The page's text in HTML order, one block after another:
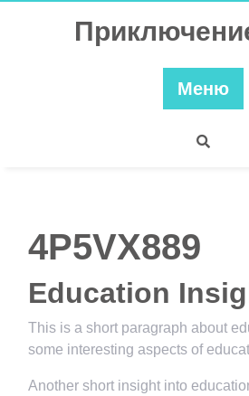
Меню
4P5VX889
Education
This is a short paragraph about
some interesting aspects of
Another short insight into